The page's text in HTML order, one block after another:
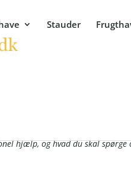
Stauder
den rigtige
hjælp, og hvad du skal